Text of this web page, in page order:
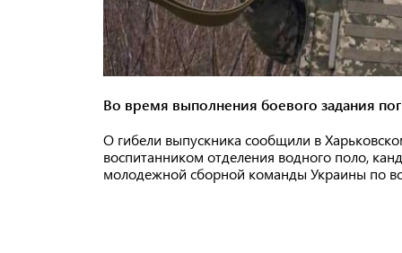
Во время выполнения боевого задания
О гибели выпускника сообщили в
воспитанником отделения водного поло,
молодежной сборной команды Украины по